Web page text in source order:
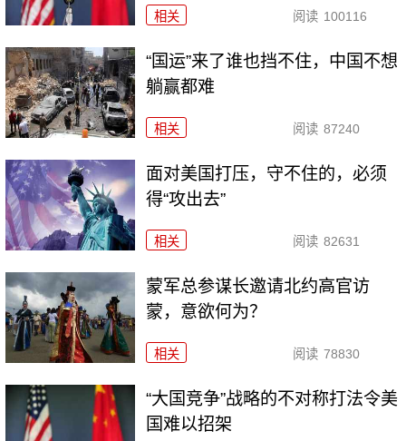
相关 阅读 100116
“国运”来了谁也挡不住，中国不想
躺赢都难
相关 阅读 87240
面对美国打压，守不住的，必须
得“攻出去”
相关 阅读 82631
​蒙军总参谋长邀请北约高官访
蒙，意欲何为？
相关 阅读 78830
“大国竞争”战略的不对称打法令美
国难以招架